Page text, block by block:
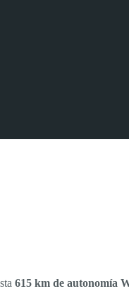
615 km de autonomía